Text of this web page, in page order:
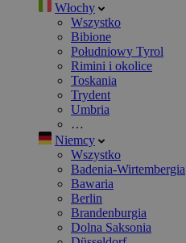
Włochy
Wszystko
Bibione
Południowy Tyrol
Rimini i okolice
Toskania
Trydent
Umbria
…
Niemcy
Wszystko
Badenia-Wirtembergia
Bawaria
Berlin
Brandenburgia
Dolna Saksonia